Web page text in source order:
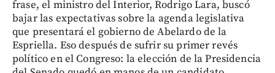
frase, el ministro del Interior, Rodrigo Lara, buscó
bajar las expectativas sobre la agenda legislativa
que presentará el gobierno de Abelardo de la
Espriella. Eso después de sufrir su primer revés
político en el Congreso: la elección de la Presidencia